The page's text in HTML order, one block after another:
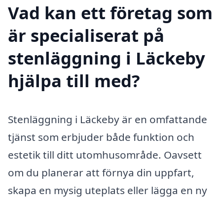
Vad kan ett företag som
är specialiserat på
stenläggning i Läckeby
hjälpa till med?
Stenläggning i Läckeby är en omfattande
tjänst som erbjuder både funktion och
estetik till ditt utomhusområde. Oavsett
om du planerar att förnya din uppfart,
skapa en mysig uteplats eller lägga en ny